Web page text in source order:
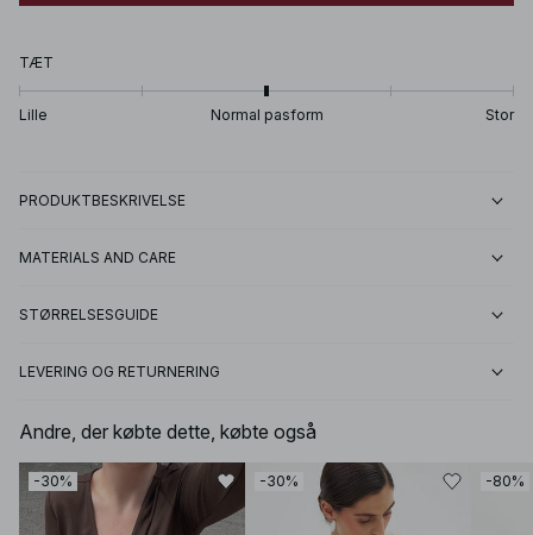
TÆT
Lille Normal pasform Stor
PRODUKTBESKRIVELSE
MATERIALS AND CARE
STØRRELSESGUIDE
LEVERING OG RETURNERING
Andre, der købte dette, købte også
-30% -30% -80%